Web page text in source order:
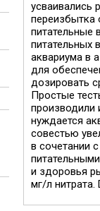
усваивались
переизбытка
питательные
питательных
аквариума в
для
дозировать
Простые
производили
нуждается
совестью
в сочетании
и здоровья
мг/л